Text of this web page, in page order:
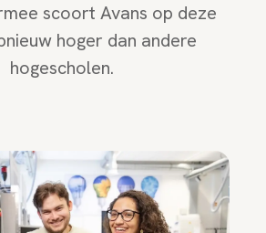
scoort Avans op deze
hoger dan andere
hogescholen.